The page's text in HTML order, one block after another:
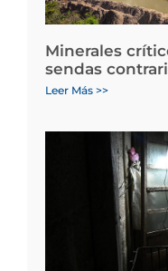
Minerales
sendas
Leer Más >>